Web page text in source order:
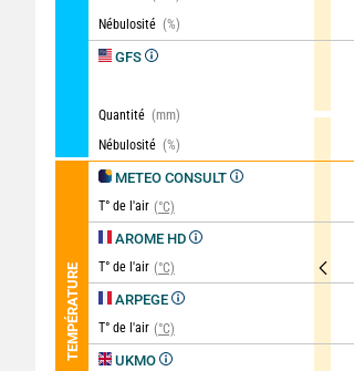
Nébulosité (%)
GFS
Quantité (mm)
Nébulosité (%)
TEMPÉRATURE
METEO CONSULT
T° de l'air (°C)
AROME HD
T° de l'air (°C)
ARPEGE
T° de l'air (°C)
UKMO